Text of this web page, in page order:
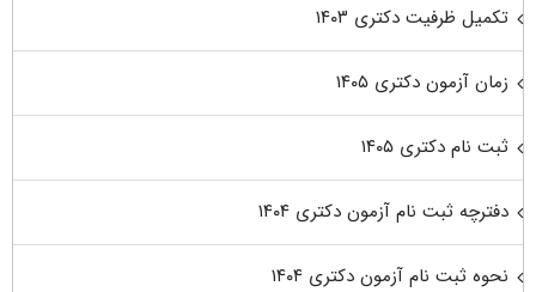
تکمیل ظرفیت دکتری ۱۴۰۳
زمان آزمون دکتری ۱۴۰۵
ثبت نام دکتری ۱۴۰۵
دفترچه ثبت نام آزمون دکتری ۱۴۰۴
نحوه ثبت نام آزمون دکتری ۱۴۰۴